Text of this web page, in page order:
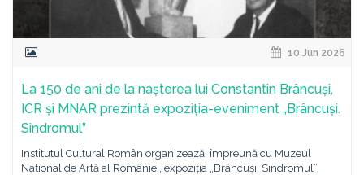
10 Jun 2026
La 150 de ani de la nașterea lui Constantin Brâncuși,
ICR și MNAR prezintă expoziția-eveniment „Brâncuși.
Sindromul”
Institutul Cultural Român organizează, împreună cu Muzeul
Național de Artă al României, expoziția „Brâncuși. Sindromul”,